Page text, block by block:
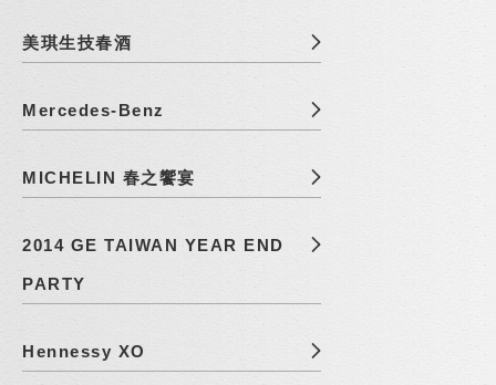
美琪生技春酒
Mercedes-Benz
MICHELIN 春之饗宴
2014 GE TAIWAN YEAR END
PARTY
Hennessy XO